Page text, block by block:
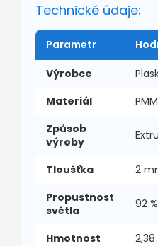
Technické údaje:
Parametr
Výrobce
Materiál
Způsob
výroby
Tloušťka
2
Propustnost
světla
92 %
Hmotnost